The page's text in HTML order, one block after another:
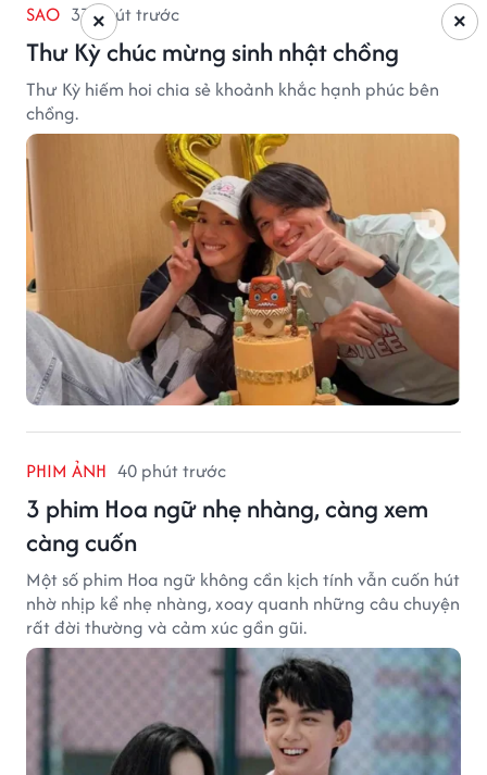
SAO 37 phút trước
Thư Kỳ chúc mừng sinh nhật chồng
Thư Kỳ hiếm hoi chia sẻ khoảnh khắc hạnh phúc bên
chồng.
PHIM ẢNH 40 phút trước
3 phim Hoa ngữ nhẹ nhàng, càng xem
càng cuốn
Một số phim Hoa ngữ không cần kịch tính vẫn cuốn hút
nhờ nhịp kể nhẹ nhàng, xoay quanh những câu chuyện
rất đời thường và cảm xúc gần gũi.
×
×